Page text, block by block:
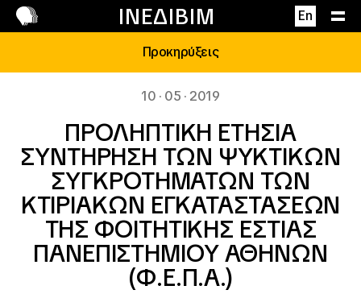
ΙΝΕΔΙΒΙΜ En
Επικοινωνία
Προκηρύξεις
10 · 05 · 2019
ΠΡΟΛΗΠΤΙΚΗ ΕΤΗΣΙΑ
ΣΥΝΤΗΡΗΣΗ ΤΩΝ ΨΥΚΤΙΚΩΝ
ΣΥΓΚΡΟΤΗΜΑΤΩΝ ΤΩΝ
ΚΤΙΡΙΑΚΩΝ ΕΓΚΑΤΑΣΤΑΣΕΩΝ
ΤΗΣ ΦΟΙΤΗΤΙΚΗΣ ΕΣΤΙΑΣ
ΠΑΝΕΠΙΣΤΗΜΙΟΥ ΑΘΗΝΩΝ
(Φ.Ε.Π.Α.)